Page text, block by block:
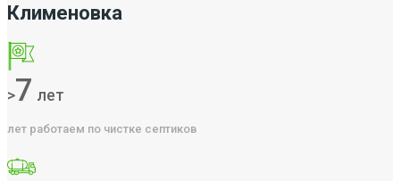
Клименовка
>7 лет
лет работаем по чистке септиков